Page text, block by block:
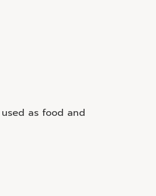
as food and